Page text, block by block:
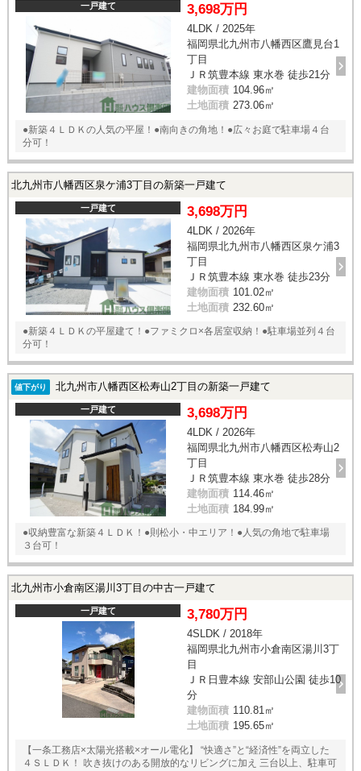
一戸建て 3,698万円
4LDK / 2025年
福岡県北九州市八幡西区鷹見台1
丁目
ＪＲ筑豊本線 東水巻 徒歩21分
建物面積 104.96㎡
土地面積 273.06㎡
●新築４ＬＤＫの人気の平屋！●南向きの角地！●広々お庭で駐車場４台
分可！
北九州市八幡西区泉ケ浦3丁目の新築一戸建て
一戸建て 3,698万円
4LDK / 2026年
福岡県北九州市八幡西区泉ケ浦3
丁目
ＪＲ筑豊本線 東水巻 徒歩23分
建物面積 101.02㎡
土地面積 232.60㎡
●新築４ＬＤＫの平屋建て！●ファミクロ×各居室収納！●駐車場並列４台
分可！
値下がり 北九州市八幡西区松寿山2丁目の新築一戸建て
一戸建て 3,698万円
4LDK / 2026年
福岡県北九州市八幡西区松寿山2
丁目
ＪＲ筑豊本線 東水巻 徒歩28分
建物面積 114.46㎡
土地面積 184.99㎡
●収納豊富な新築４ＬＤＫ！●則松小・中エリア！●人気の角地で駐車場
３台可！
北九州市小倉南区湯川3丁目の中古一戸建て
一戸建て 3,780万円
4SLDK / 2018年
福岡県北九州市小倉南区湯川3丁
目
ＪＲ日豊本線 安部山公園 徒歩10
分
建物面積 110.81㎡
土地面積 195.65㎡
【一条工務店×太陽光搭載×オール電化】 “快適さ”と“経済性”を両立した
４ＳＬＤＫ！ 吹き抜けのある開放的なリビングに加え 三台以上、駐車可